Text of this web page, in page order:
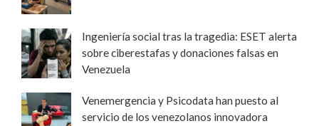
Ingeniería social tras la tragedia: ESET alerta
sobre ciberestafas y donaciones falsas en
Venezuela
Venemergencia y Psicodata han puesto al
servicio de los venezolanos innovadora